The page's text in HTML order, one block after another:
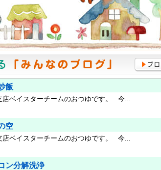
飯
ベイスターチームのおつゆです。 今...
空
ベイスターチームのおつゆです。 今...
ン分解洗浄